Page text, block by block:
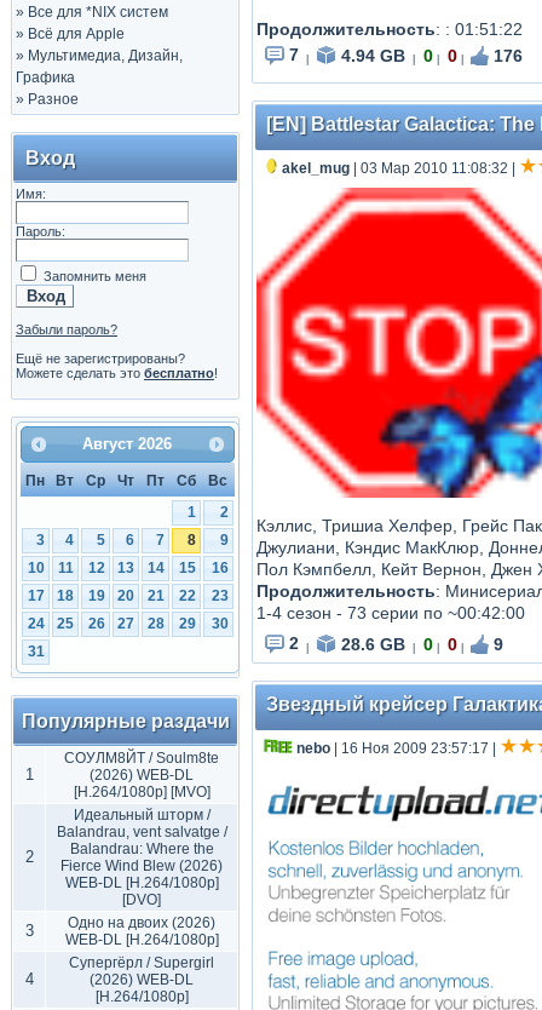
» Все для *NIX систем
» Всё для Apple
» Мультимедиа, Дизайн,
Графика
» Разное
Вход
Имя:
Пароль:
Запомнить меня
Забыли пароль?
Ещё не зарегистрированы?
Можете сделать это бесплатно!
Август 2026
Пн Вт Ср Чт Пт Сб
Вс
1
2
3
4 5 6 7 8
9
10
11 12 13 14 15
16
17
18 19 20 21 22
23
24
25 26 27 28 29
30
31
Популярные раздачи
1
СОУЛМ8ЙТ / Soulm8te
(2026) WEB-DL
[H.264/1080p] [MVO]
2
Идеальный шторм /
Balandrau, vent salvatge /
Balandrau: Where the
Fierce Wind Blew (2026)
WEB-DL [H.264/1080p]
[DVO]
3
Одно на двоих (2026)
WEB-DL [H.264/1080p]
4
Супергёрл / Supergirl
(2026) WEB-DL
[H.264/1080p]
Продолжительность: : 01:51:22
7
4.94 GB 0 0 176
[EN] Battlestar Galactica:
akel_mug | 03 Мар 2010 11:08:32
Кэллис, Тришиа Хелфер, Грейс
Джулиани, Кэндис МакКлюр,
Пол Кэмпбелл, Кейт Вернон, Джен
Продолжительность:
1-4 сезон - 73 серии по ~00:42:00
2
28.6 GB 0 0 9
Звездный крейсер
nebo | 16 Ноя 2009 23:57:17